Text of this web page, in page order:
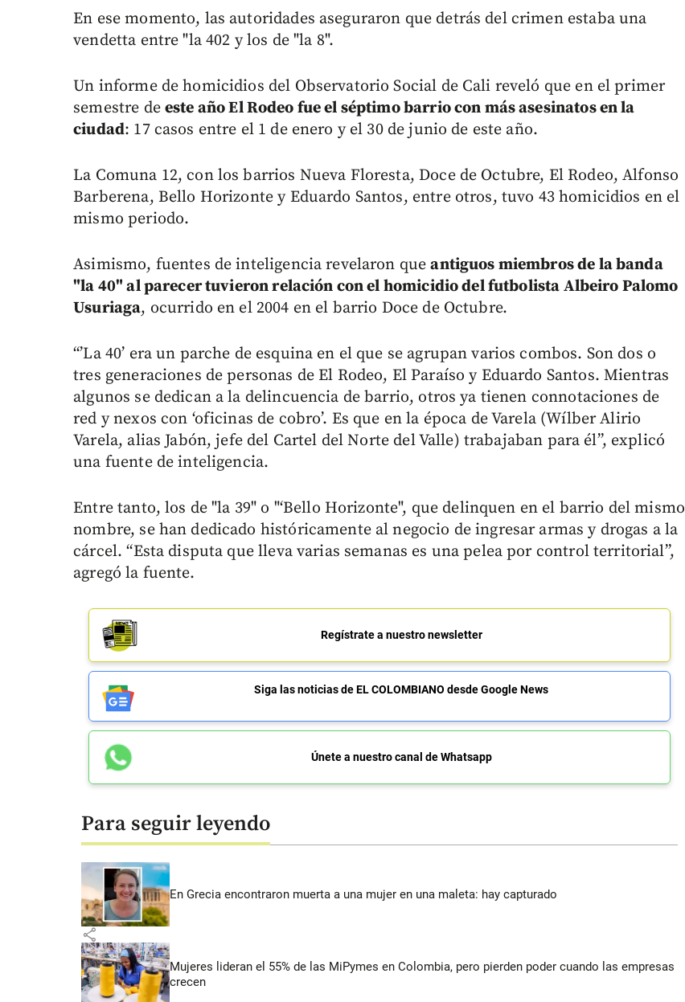
En ese momento, las autoridades aseguraron que detrás del crimen estaba una
vendetta entre "la 402 y los de "la 8".
Un informe de homicidios del Observatorio Social de Cali reveló que en el primer
semestre de este año El Rodeo fue el séptimo barrio con más asesinatos en la
ciudad: 17 casos entre el 1 de enero y el 30 de junio de este año.
La Comuna 12, con los barrios Nueva Floresta, Doce de Octubre, El Rodeo, Alfonso
Barberena, Bello Horizonte y Eduardo Santos, entre otros, tuvo 43 homicidios en el
mismo periodo.
Asimismo, fuentes de inteligencia revelaron queantiguos miembros de la banda
"la 40" al parecer tuvieron relación con el homicidio del futbolista Albeiro Palomo
Usuriaga, ocurrido en el 2004 en el barrio Doce de Octubre.
“’La 40’ era un parche de esquina en el que se agrupan varios combos. Son dos o
tres generaciones de personas de El Rodeo, El Paraíso y Eduardo Santos. Mientras
algunos se dedican a la delincuencia de barrio, otros ya tienen connotaciones de
red y nexos con ‘oficinas de cobro’. Es que en la época de Varela (Wílber Alirio
Varela, alias Jabón, jefe del Cartel del Norte del Valle) trabajaban para él”, explicó
una fuente de inteligencia.
Entre tanto, los de "la 39" o "‘Bello Horizonte", que delinquen en el barrio del mismo
nombre, se han dedicado históricamente al negocio de ingresar armas y drogas a la
cárcel. “Esta disputa que lleva varias semanas es una pelea por control territorial”,
agregó la fuente.
Regístrate a nuestro newsletter
Siga las noticias de EL COLOMBIANO desde Google News
Únete a nuestro canal de Whatsapp
Para seguir leyendo
En Grecia encontraron muerta a una mujer en una maleta: hay capturado
share
Mujeres lideran el 55% de las MiPymes en Colombia, pero pierden poder cuando las empresas
crecen